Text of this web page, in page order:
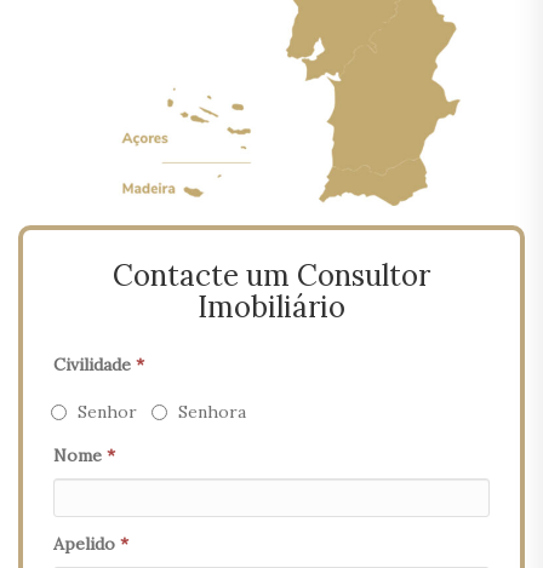
Contacte um Consultor
Imobiliário
Civilidade *
Senhor
Senhora
Nome *
Apelido *